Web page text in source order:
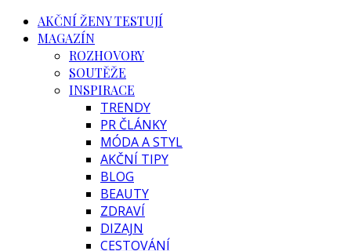
AKČNÍ ŽENY TESTUJÍ
MAGAZÍN
ROZHOVORY
SOUTĚŽE
INSPIRACE
TRENDY
PR ČLÁNKY
MÓDA A STYL
AKČNÍ TIPY
BLOG
BEAUTY
ZDRAVÍ
DIZAJN
CESTOVÁNÍ